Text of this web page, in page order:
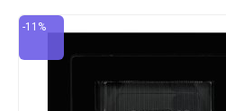
-11%